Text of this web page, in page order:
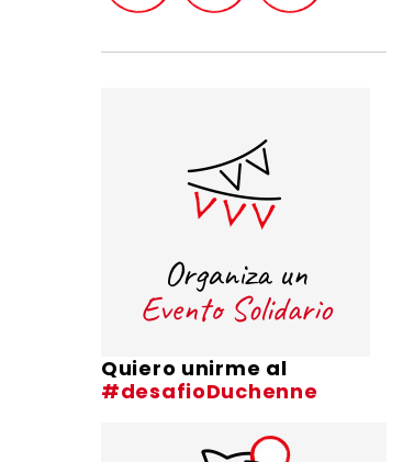
Quiero unirme al
#desafioDuchenne